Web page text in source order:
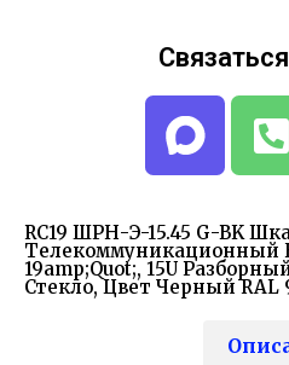
RC19 ШРН-Э-15.45 G-BK
Телекоммуникационный
19amp;quot;, 15U
Стекло, Цвет Черный RAL